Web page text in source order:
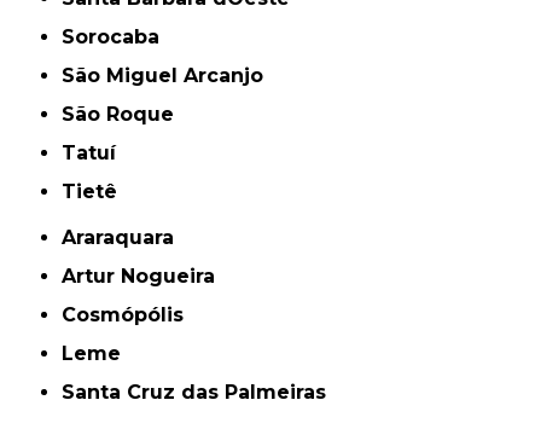
Sorocaba
São Miguel Arcanjo
São Roque
Tatuí
Tietê
Araraquara
Artur Nogueira
Cosmópólis
Leme
Santa Cruz das Palmeiras